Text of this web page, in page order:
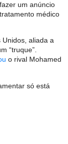
um anúncio
tratamento médico
Unidos, aliada a
“truque”.
o rival Mohamed
só está